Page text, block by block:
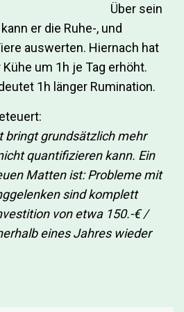
Über sein
er die Ruhe-, und
auswerten. Hiernach hat
um 1h je Tag erhöht.
1h länger Rumination.
bringt grundsätzlich mehr
quantifizieren kann. Ein
Matten ist: Probleme mit
sind komplett
von etwa 150.-€ /
eines Jahres wieder